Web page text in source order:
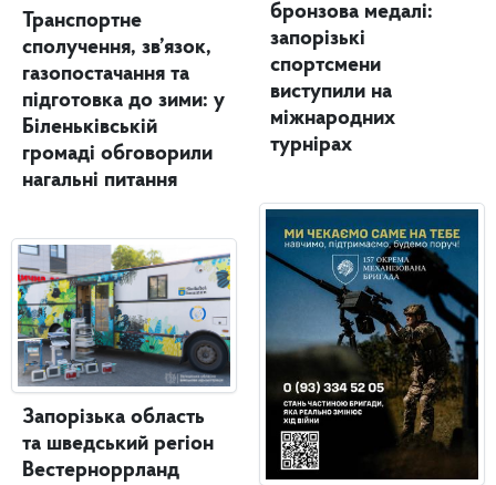
Транспортне
сполучення, зв’язок,
газопостачання та
підготовка до зими: у
Біленьківській
громаді обговорили
нагальні питання
Запорізька область
та шведський регіон
Вестерноррланд
бронзова медалі:
запорізькі
спортсмени
виступили на
міжнародних
турнірах